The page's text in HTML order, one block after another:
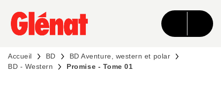
MENU RECHERCHE CONTENU
PIED DE PAGE
Accueil BD
BD Aventure, western et polar
BD - Western
Promise - Tome 01